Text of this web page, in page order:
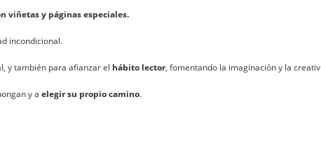
viñetas y páginas especiales.
incondicional.
y también para afianzar el hábito lector, fomentando la imaginación y la
y a elegir su propio camino.